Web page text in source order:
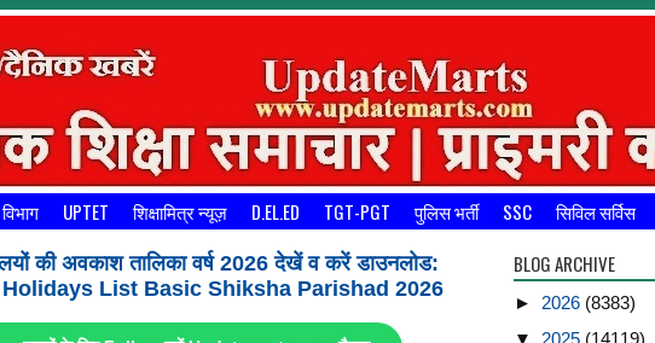
UPTET शिक्षामित्र न्यूज़ D.EL.ED TGT-PGT पुलिस भर्ती SSC सिविल सर्विस
की अवकाश तालिका वर्ष 2026 देखें व करें डाउनलोड:
List Basic Shiksha Parishad 2026
BLOG ARCHIVE
► 2026 (8383)
▼ 2025 (14119)